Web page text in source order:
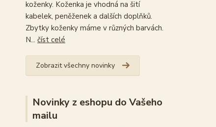
koženky. Koženka je vhodná na šití
kabelek, peněženek a dalších doplňků.
Zbytky koženky máme v různých barvách.
N... číst celé
Zobrazit všechny novinky
Novinky z eshopu do Vašeho
mailu